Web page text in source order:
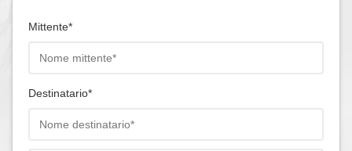
Mittente*
Destinatario*